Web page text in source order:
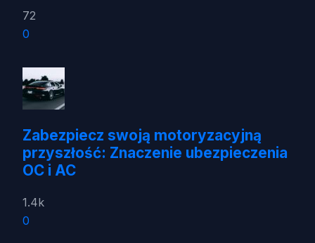
72
0
Zabezpiecz swoją motoryzacyjną
przyszłość: Znaczenie ubezpieczenia
OC i AC
1.4k
0